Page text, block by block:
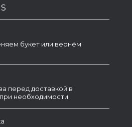
букет или вернём
перед доставкой в
необходимости.